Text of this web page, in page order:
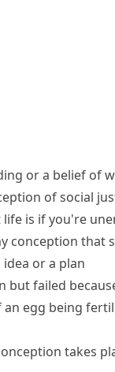
or a belief of
of social
is if you're
conception that
or a plan
but failed
egg being
takes